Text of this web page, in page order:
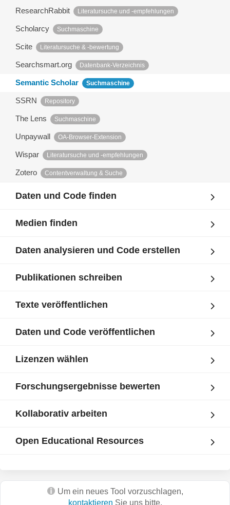
ResearchRabbit Literatursuche und -empfehlungen
Scholarcy Suchmaschine
Scite Literatursuche & -bewertung
Searchsmart.org Datenbank-Verzeichnis
Semantic Scholar Suchmaschine
SSRN Repository
The Lens Suchmaschine
Unpaywall OA-Browser-Extension
Wispar Literatursuche und -empfehlungen
Zotero Contentverwaltung & Suche
Daten und Code finden
Medien finden
Daten analysieren und Code erstellen
Publikationen schreiben
Texte veröffentlichen
Daten und Code veröffentlichen
Lizenzen wählen
Forschungsergebnisse bewerten
Kollaborativ arbeiten
Open Educational Resources
Um ein neues Tool vorzuschlagen,
kontaktieren Sie uns bitte.